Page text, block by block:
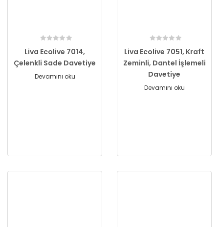
Liva Ecolive 7014,
Çelenkli Sade Davetiye
Devamını oku
Liva Ecolive 7051, Kraft
Zeminli, Dantel İşlemeli
Davetiye
Devamını oku